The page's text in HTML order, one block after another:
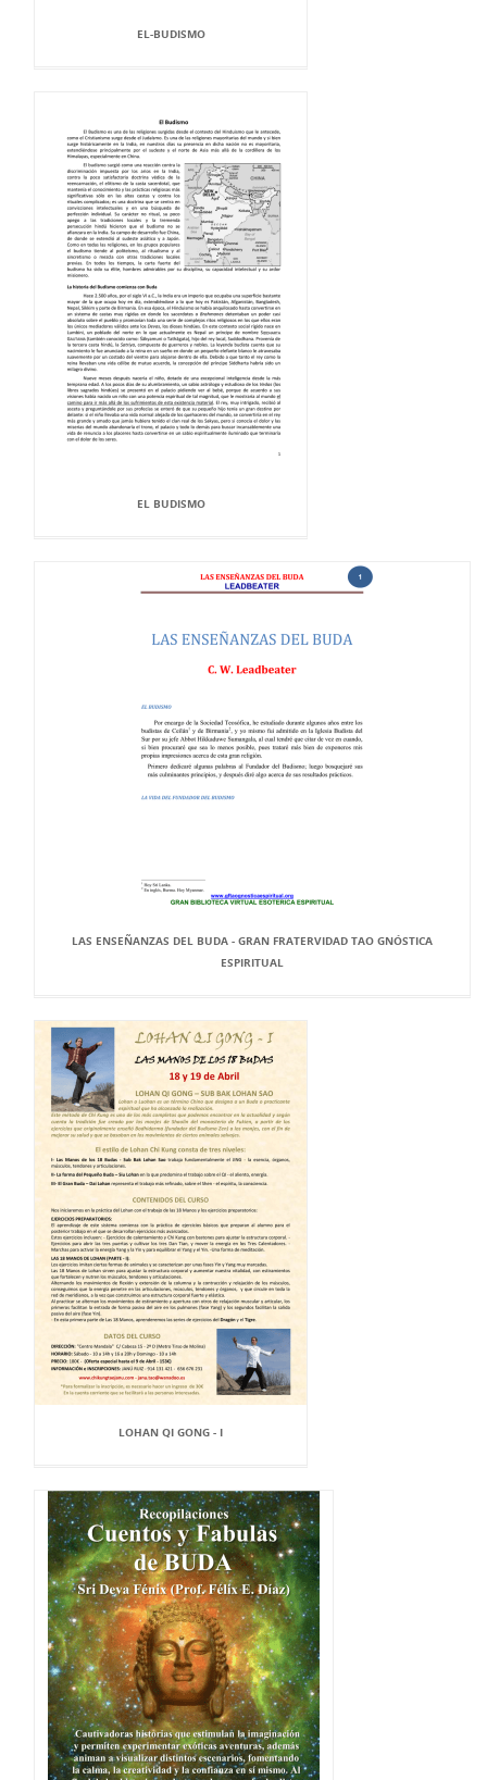
EL-BUDISMO
EL BUDISMO
LAS ENSEÑANZAS DEL BUDA - GRAN FRATERVIDAD TAO GNÓSTICA
ESPIRITUAL
LOHAN QI GONG - I